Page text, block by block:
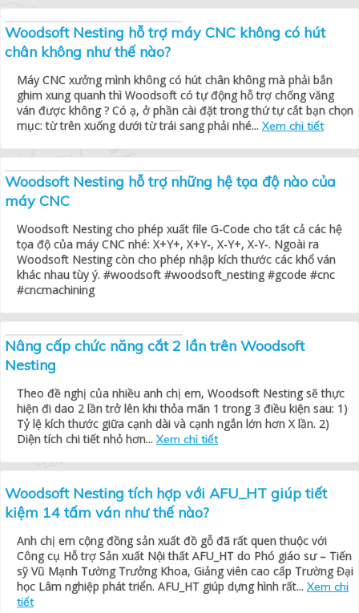
Woodsoft Nesting hỗ trợ máy CNC không có hút
chân không như thế nào?
Máy CNC xưởng mình không có hút chân không mà phải bắn
ghim xung quanh thì Woodsoft có tự động hỗ trợ chống văng
ván được không ? Có ạ, ở phần cài đặt trong thứ tự cắt bạn chọn
mục: từ trên xuống dưới từ trái sang phải nhé... Xem chi tiết
Woodsoft Nesting hỗ trợ những hệ tọa độ nào của
máy CNC
Woodsoft Nesting cho phép xuất file G-Code cho tất cả các hệ
tọa độ của máy CNC nhé: X+Y+, X+Y-, X-Y+, X-Y-. Ngoài ra
Woodsoft Nesting còn cho phép nhập kích thước các khổ ván
khác nhau tùy ý. #woodsoft #woodsoft_nesting #gcode #cnc
#cncmachining
Nâng cấp chức năng cắt 2 lần trên Woodsoft
Nesting
Theo đề nghị của nhiều anh chị em, Woodsoft Nesting sẽ thực
hiện đi dao 2 lần trở lên khi thỏa mãn 1 trong 3 điều kiện sau: 1)
Tỷ lệ kích thước giữa cạnh dài và cạnh ngắn lớn hơn X lần. 2)
Diện tích chi tiết nhỏ hơn... Xem chi tiết
Woodsoft Nesting tích hợp với AFU_HT giúp tiết
kiệm 14 tấm ván như thế nào?
Anh chị em cộng đồng sản xuất đồ gỗ đã rất quen thuộc với
Công cụ Hỗ trợ Sản xuất Nội thất AFU_HT do Phó giáo sư – Tiến
sỹ Vũ Mạnh Tường Trưởng Khoa, Giảng viên cao cấp Trường Đại
học Lâm nghiệp phát triển. AFU_HT giúp dựng hình rất... Xem chi
tiết